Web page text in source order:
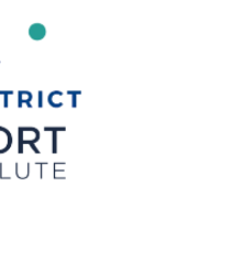
– Luoghi
i